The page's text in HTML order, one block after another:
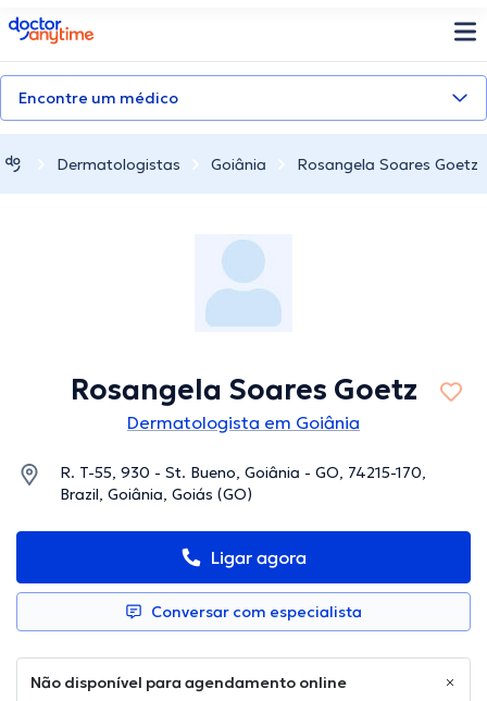
doctoranytime
Encontre um médico
Dermatologistas Goiânia Rosangela Soares Goetz
Rosangela Soares Goetz
Dermatologista em Goiânia
R. T-55, 930 - St. Bueno, Goiânia - GO, 74215-170,
Brazil, Goiânia, Goiás (GO)
Ligar agora
Conversar com especialista
Não disponível para agendamento online